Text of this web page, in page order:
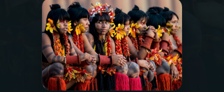
PROGRAMAS
PODCASTS
VIDEOCASTS